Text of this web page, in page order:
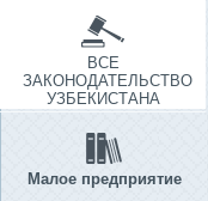
ВСЕ
ЗАКОНОДАТЕЛЬСТВО
УЗБЕКИСТАНА
Малое предприятие